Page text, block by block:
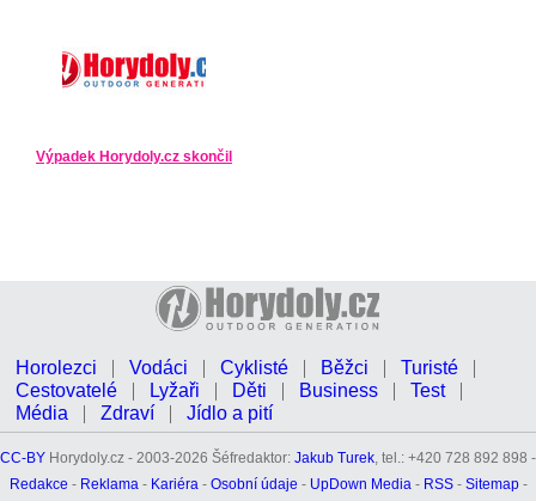
Výpadek Horydoly.cz skončil
Horolezci Vodáci Cyklisté Běžci
Turisté
Cestovatelé
Lyžaři Děti Business
Test
Média
Zdraví Jídlo a pití
CC-BY Horydoly.cz - 2003-2026 Šéfredaktor: Jakub Turek , tel.: +420 728 892 898 -
Redakce - Reklama - Kariéra - Osobní údaje - UpDown Media - RSS- Sitemap-